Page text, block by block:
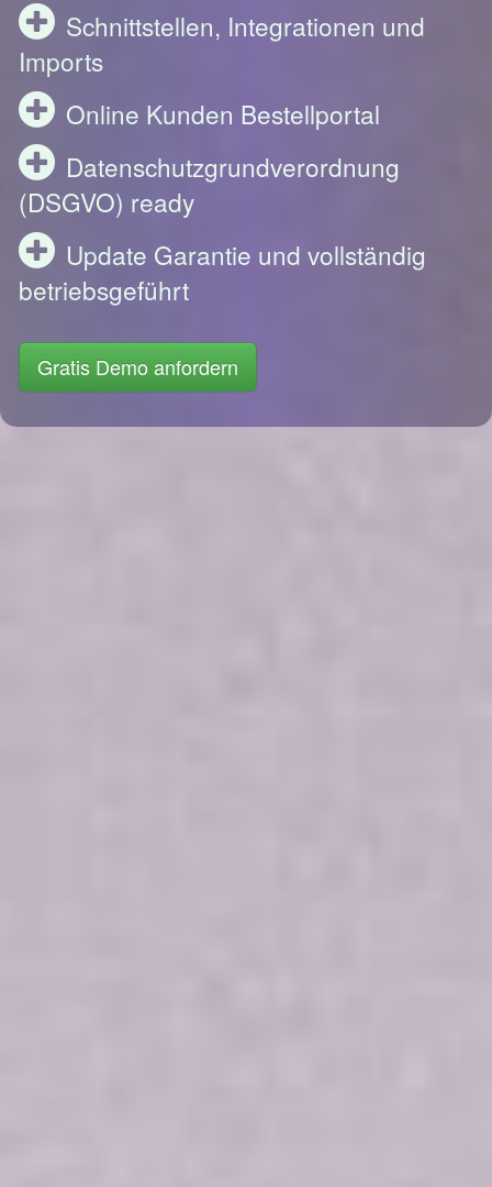
Schnittstellen, Integrationen und
Imports
Online Kunden Bestellportal
Datenschutzgrundverordnung
(DSGVO) ready
Update Garantie und vollständig
betriebsgeführt
Gratis Demo anfordern